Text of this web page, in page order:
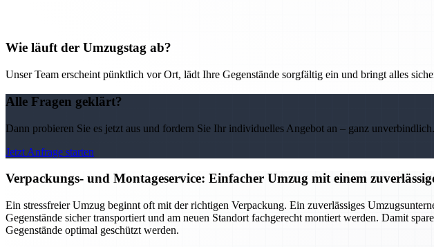
Wie läuft der Umzugstag ab?
Unser Team erscheint pünktlich vor Ort, lädt Ihre Gegenstände sorgfältig ein und bringt alles
Alle Fragen geklärt?
Dann probieren Sie es jetzt aus und fordern Sie Ihr individuelles Angebot an – ganz unverbindlich.
Jetzt Anfrage starten
Verpackungs- und Montageservice: Einfacher Umzug mit einem
Ein stressfreier Umzug beginnt oft mit der richtigen Verpackung. Ein zuverlässiges
Gegenstände sicher transportiert und am neuen Standort fachgerecht montiert werden. Damit
Gegenstände optimal geschützt werden.